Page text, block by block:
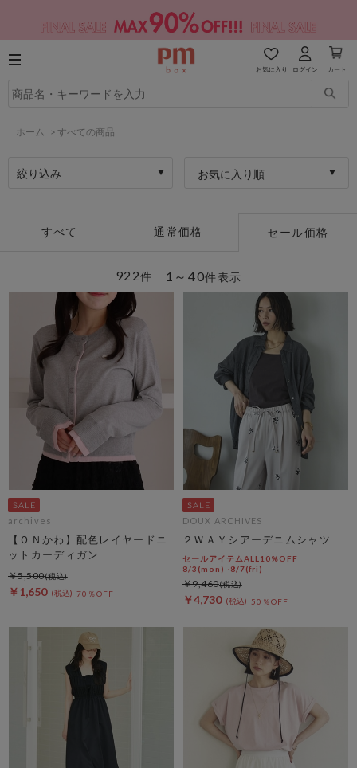
お気に入り ログイン カート
ホーム > すべての商品
絞り込み お気に入り順
すべて 通常価格 セール価格
1～40件表示
922件
archives
【ＯＮかわ】配色レイヤードニ
ットカーディガン
￥1,650 70％OFF
￥5,500
DOUX ARCHIVES
２ＷＡＹシアーデニムシャツ
セールアイテムALL10%OFF
8/3(mon)~8/7(fri)
￥4,730 50％OFF
￥9,460